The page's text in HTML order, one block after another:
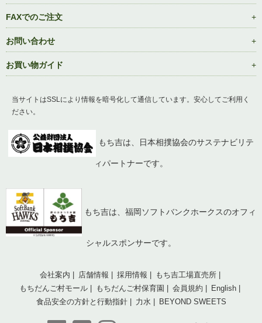
FAXでのご注文
お問い合わせ
お買い物ガイド
当サイトはSSLにより情報を暗号化して通信しています。安心してご利用く
ださい。
もち吉は、日本相撲協会のサステナビリテ
ィパートナーです。
もち吉は、福岡ソフトバンクホークスのオフィ
シャルスポンサーです。
会社案内 店舗情報 採用情報
もち吉工場直売所
もちだんご村モール
もちだんご村保育園 会員規約
English
食品安全の方針と行動指針
力水 BEYOND SWEETS